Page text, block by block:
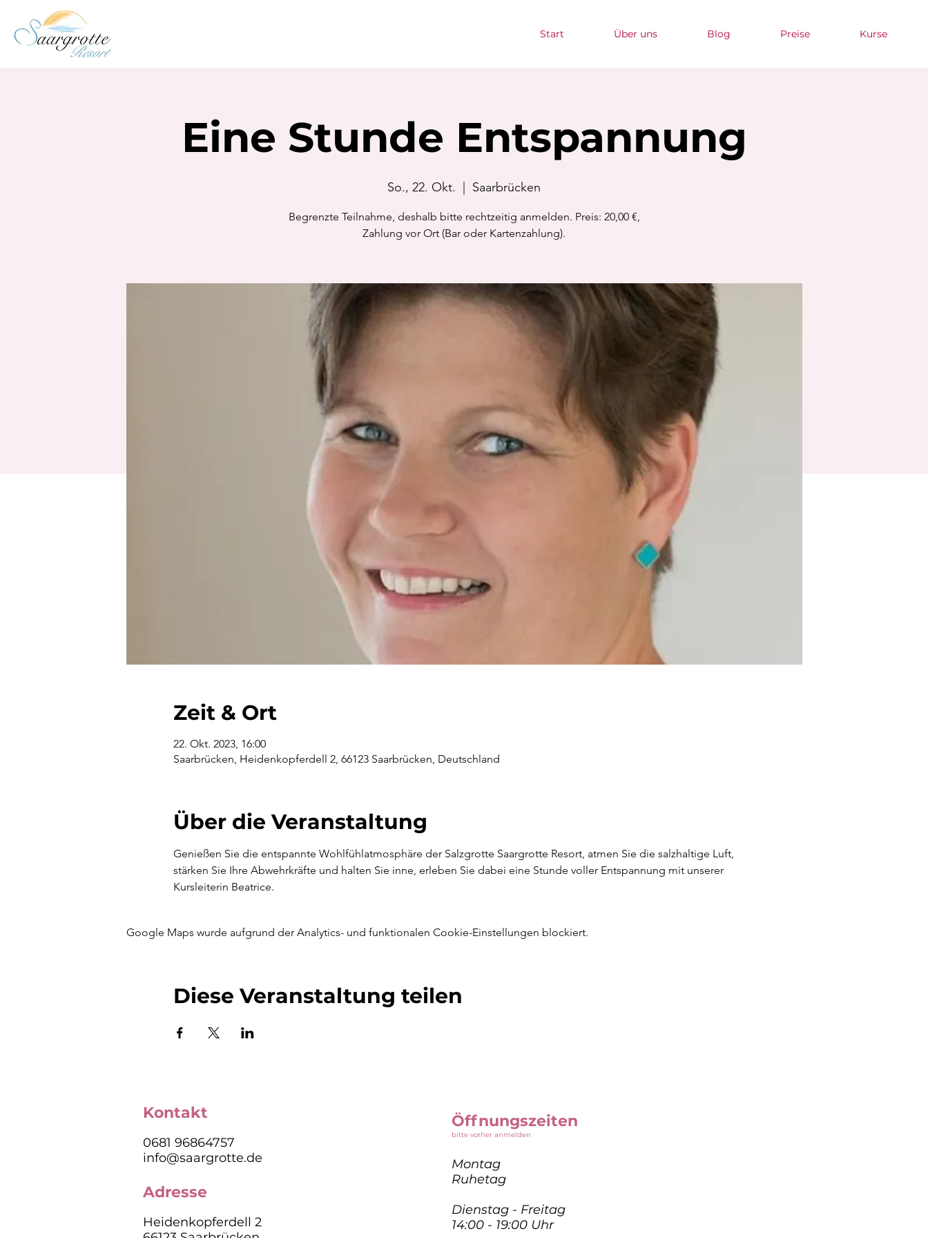
Start Über uns Blog Preise Kurse
Eine Stunde Entspannung
So., 22. Okt. Saarbrücken
Begrenzte Teilnahme, deshalb bitte rechtzeitig anmelden. Preis: 20,00 €,
Zahlung vor Ort (Bar oder Kartenzahlung).
Zeit & Ort
22. Okt. 2023, 16:00
Saarbrücken, Heidenkopferdell 2, 66123 Saarbrücken, Deutschland
Über die Veranstaltung
Genießen Sie die entspannte Wohlfühlatmosphäre der Salzgrotte Saargrotte Resort, atmen Sie die salzhaltige Luft,
stärken Sie Ihre Abwehrkräfte und halten Sie inne, erleben Sie dabei eine Stunde voller Entspannung mit unserer
Kursleiterin Beatrice.
Google Maps wurde aufgrund der Analytics- und funktionalen Cookie-Einstellungen blockiert.
Diese Veranstaltung teilen
Kontakt
0681 96864757
info@saargrotte.de
Adresse
Heidenkopferdell 2
Öffnungszeiten
bitte vorher anmelden
Montag
Ruhetag
Dienstag - Freitag
14:00 - 19:00 Uhr